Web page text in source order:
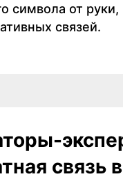
символа от
связей.
связь